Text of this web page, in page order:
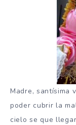
Madre, santísima
poder cubrir la
cielo se que